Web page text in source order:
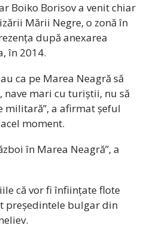
Boiko Borisov a venit chiar
Mării Negre, o zonă în
după anexarea
în 2014.
ca pe Marea Neagră să
nave mari cu turiștii, nu să
militară”, a afirmat șeful
moment.
în Marea Neagră”, a
că vor fi înființate flote
președintele bulgar din